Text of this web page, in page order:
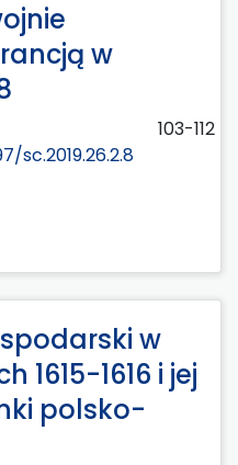
w
103-112
sc.2019.26.2.8
w
1615-1616 i jej
polsko-